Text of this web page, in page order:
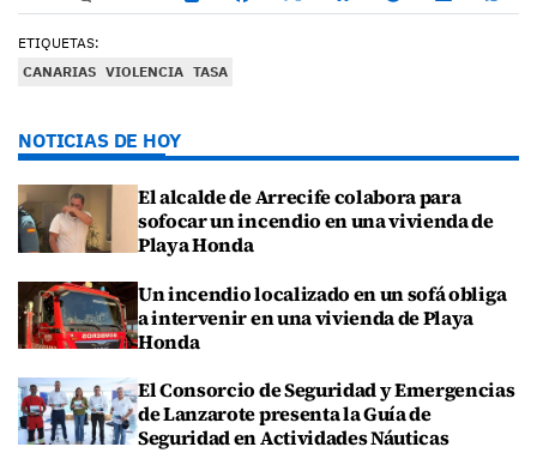
ETIQUETAS:
CANARIAS VIOLENCIA TASA
NOTICIAS DE HOY
El alcalde de Arrecife colabora para
sofocar un incendio en una vivienda de
Playa Honda
Un incendio localizado en un sofá obliga
a intervenir en una vivienda de Playa
Honda
El Consorcio de Seguridad y Emergencias
de Lanzarote presenta la Guía de
Seguridad en Actividades Náuticas